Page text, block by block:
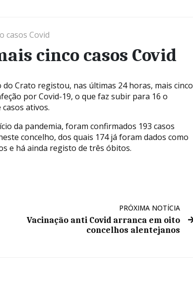
casos Covid
cinco casos Covid
do Crato registou, nas últimas 24 horas, mais cinco
por Covid-19, o que faz subir para 16 o
ativos.
da pandemia, foram confirmados 193 casos
concelho, dos quais 174 já foram dados como
e há ainda registo de três óbitos.
PRÓXIMA NOTÍCIA
Vacinação anti Covid arranca em oito
concelhos alentejanos